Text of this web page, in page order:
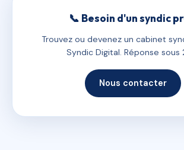
📞 Besoin d'un syndic
Trouvez ou devenez un cabinet
Syndic Digital. Réponse sous
Nous contacter